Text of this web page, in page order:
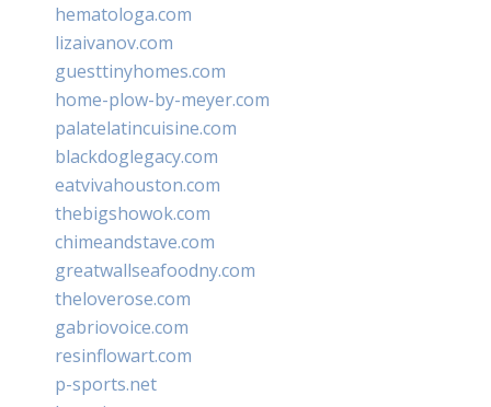
hematologa.com
lizaivanov.com
guesttinyhomes.com
home-plow-by-meyer.com
palatelatincuisine.com
blackdoglegacy.com
eatvivahouston.com
thebigshowok.com
chimeandstave.com
greatwallseafoodny.com
theloverose.com
gabriovoice.com
resinflowart.com
p-sports.net